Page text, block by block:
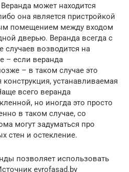
может находится
она является пристройкой
помещением между входом
дверью. Веранда всегда с
возводится на
– если веранда
– в таком случае это
устанавливаемая
всего веранда
но иногда это просто
в таком случае, со
могут задуматься про
стен и остекление.
позволяет использовать
evrofasad.by